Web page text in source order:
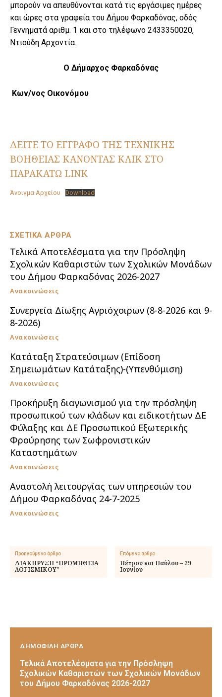
ΣΧΕΤΙΚΑ ΑΡΘΡΑ
Τελικά Αποτελέσματα για την Πρόσληψη
Σχολικών Καθαριστών των Σχολικών Μονάδων
του Δήμου Φαρκαδόνας 2026-2027
Ανακοινώσεις
Συνεργεία Δίωξης Αγριόχοιρων (8-8-2026 και 9-
8-2026)
Ανακοινώσεις
Κατάταξη Στρατεύσιμων (Επίδοση
Σημειωμάτων Κατάταξης)-(Υπενθύμιση)
Ανακοινώσεις
Προκήρυξη διαγωνισμού για την πρόσληψη
προσωπικού των κλάδων και ειδικοτήτων ΔΕ
Φύλαξης και ΔΕ Προσωπικού Εξωτερικής
Φρούρησης των Σωφρονιστικών
Καταστημάτων
Ανακοινώσεις
Αναστολή λειτουργίας των υπηρεσιών του
Δήμου Φαρκαδόνας 24-7-2025
Ανακοινώσεις
μπορούν να απευθύνονται κατά τις εργάσιμες ημέρες
και ώρες στα γραφεία του Δήμου Φαρκαδόνας, οδός
Γεννηματά αριθμ. 1 και στο τηλέφωνο 2433350020,
Ντιούδη Αρχοντία.
Ο Δήμαρχος Φαρκαδόνας
Κων/νος Οικονόμου
ΔΕΙΤΕ ΤΟ ΕΓΓΡΑΦΟ ΤΗΣ ΤΕΧΝΙΚΗΣ
ΒΟΗΘΕΙΑΣ ΚΑΝΟΝΤΑΣ ΚΛΙΚ ΣΤΟ
ΠΑΡΑΚΑΤΩ LINK
Άνοιγμα Αρχείου Download
Προηγούμενο άρθρο
ΔΙΑΚΗΡΥΞΗ “ΠΡΟΜΗΘΕΙΑ
ΛΟΓΙΣΜΙΚΟΥ”
Επόμενο άρθρο
Πέτρου και Παύλου – 29
Ιουνίου
ΔΗΜΟΦΙΛΗ ΑΡΘΡΑ
Τελικά Αποτελέσματα για την Πρόσληψη
Σχολικών Καθαριστών των Σχολικών Μονάδων
του Δήμου Φαρκαδόνας 2026-2027